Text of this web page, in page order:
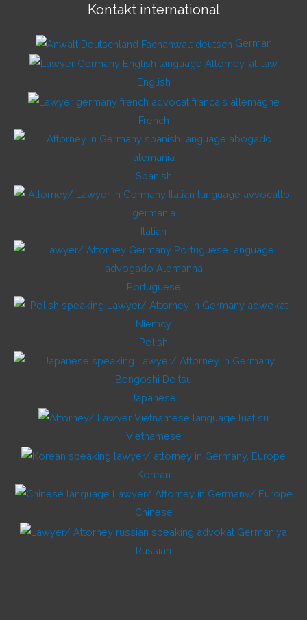
Kontakt international
German
English
French
Spanish
Italian
Portuguese
Polish
Japanese
Vietnamese
Korean
Chinese
Russian